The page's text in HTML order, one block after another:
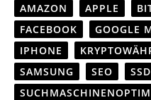
AMAZON APPLE
FACEBOOK
GOOGLE
IPHONE
SAMSUNG
SEO
SSD